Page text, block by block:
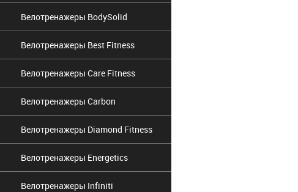
Велотренажеры BodySolid
Велотренажеры Best Fitness
Велотренажеры Care Fitness
Велотренажеры Carbon
Велотренажеры Diamond Fitness
Велотренажеры Energetics
Велотренажеры Infiniti